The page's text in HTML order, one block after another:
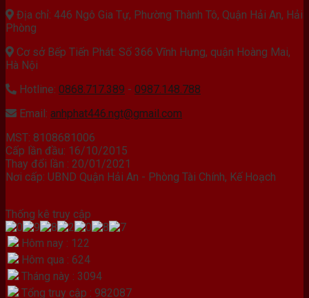
Địa chỉ: 446 Ngô Gia Tự, Phường Thành Tô, Quận Hải An, Hải
Phòng
Cơ sở Bếp Tiến Phát: Số 366 Vĩnh Hưng, quận Hoàng Mai,
Hà Nội
Hotline: 0868.717.389 - 0987.148.788
Email: anhphat446.ngt@gmail.com
MST: 8108681006
Cấp lần đầu: 16/10/2015
Thay đổi lần : 20/01/2021
Nơi cấp: UBND Quận Hải An - Phòng Tài Chính, Kế Hoạch
Thống kê truy cập
Hôm nay : 122
Hôm qua : 624
Tháng này : 3094
Tổng truy cập : 982087